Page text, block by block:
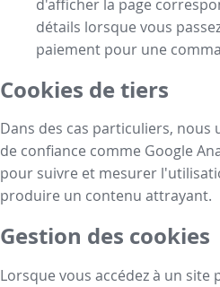
d'afficher la page
détails lorsque vous
paiement pour une
Cookies de tiers
Dans des cas particuliers,
de confiance comme Google
pour suivre et mesurer
produire un contenu attrayant.
Gestion des cookies
Lorsque vous accédez à un